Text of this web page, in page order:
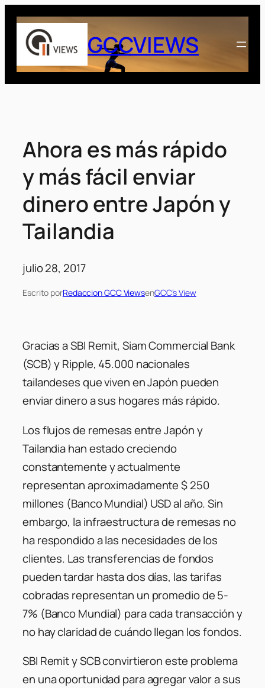
Saltar
contenido
GCCVIEWS
Ahora es más rápido
y más fácil enviar
dinero entre Japón y
Tailandia
julio 28, 2017
Escrito porRedaccion GCC ViewsenGCC’s View
Gracias a SBI Remit, Siam Commercial Bank
(SCB) y Ripple, 45.000 nacionales
tailandeses que viven en Japón pueden
enviar dinero a sus hogares más rápido.
Los flujos de remesas entre Japón y
Tailandia han estado creciendo
constantemente y actualmente
representan aproximadamente $ 250
millones (Banco Mundial) USD al año. Sin
embargo, la infraestructura de remesas no
ha respondido a las necesidades de los
clientes. Las transferencias de fondos
pueden tardar hasta dos días, las tarifas
cobradas representan un promedio de 5-
7% (Banco Mundial) para cada transacción y
no hay claridad de cuándo llegan los fondos.
SBI Remit y SCB convirtieron este problema
en una oportunidad para agregar valor a sus